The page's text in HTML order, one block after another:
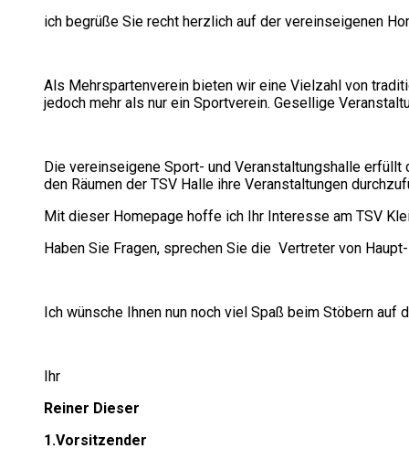
ich begrüße Sie recht herzlich auf der vereinseigenen
Als Mehrspartenverein bieten wir eine Vielzahl von
jedoch mehr als nur ein Sportverein. Gesellige
Die vereinseigene Sport- und Veranstaltungshalle
den Räumen der TSV Halle ihre Veranstaltungen
Mit dieser Homepage hoffe ich Ihr Interesse am TSV
Haben Sie Fragen, sprechen Sie die Vertreter von
Ich wünsche Ihnen nun noch viel Spaß beim Stöbern
Ihr
Reiner Dieser
1.Vorsitzender